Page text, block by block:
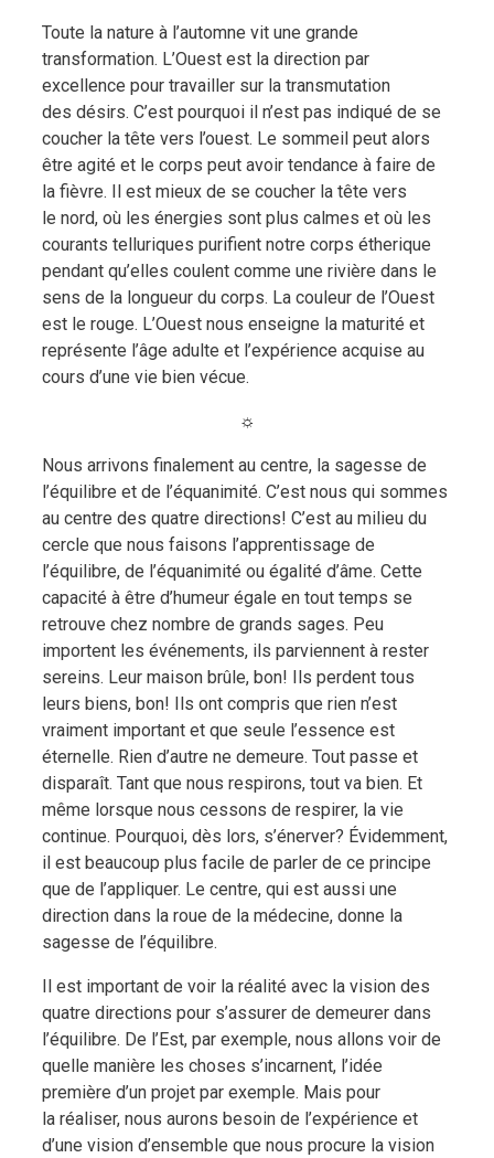
Toute la nature à l’automne vit une grande
transformation. L’Ouest est la direction par
excellence pour travailler sur la transmutation
des désirs. C’est pourquoi il n’est pas indiqué de se
coucher la tête vers l’ouest. Le sommeil peut alors
être agité et le corps peut avoir tendance à faire de
la fièvre. Il est mieux de se coucher la tête vers
le nord, où les énergies sont plus calmes et où les
courants telluriques purifient notre corps étherique
pendant qu’elles coulent comme une rivière dans le
sens de la longueur du corps. La couleur de l’Ouest
est le rouge. L’Ouest nous enseigne la maturité et
représente l’âge adulte et l’expérience acquise au
cours d’une vie bien vécue.
☼
Nous arrivons finalement au centre, la sagesse de
l’équilibre et de l’équanimité. C’est nous qui sommes
au centre des quatre directions! C’est au milieu du
cercle que nous faisons l’apprentissage de
l’équilibre, de l’équanimité ou égalité d’âme. Cette
capacité à être d’humeur égale en tout temps se
retrouve chez nombre de grands sages. Peu
importent les événements, ils parviennent à rester
sereins. Leur maison brûle, bon! Ils perdent tous
leurs biens, bon! Ils ont compris que rien n’est
vraiment important et que seule l’essence est
éternelle. Rien d’autre ne demeure. Tout passe et
disparaît. Tant que nous respirons, tout va bien. Et
même lorsque nous cessons de respirer, la vie
continue. Pourquoi, dès lors, s’énerver? Évidemment,
il est beaucoup plus facile de parler de ce principe
que de l’appliquer. Le centre, qui est aussi une
direction dans la roue de la médecine, donne la
sagesse de l’équilibre.
Il est important de voir la réalité avec la vision des
quatre directions pour s’assurer de demeurer dans
l’équilibre. De l’Est, par exemple, nous allons voir de
quelle manière les choses s’incarnent, l’idée
première d’un projet par exemple. Mais pour
la réaliser, nous aurons besoin de l’expérience et
d’une vision d’ensemble que nous procure la vision